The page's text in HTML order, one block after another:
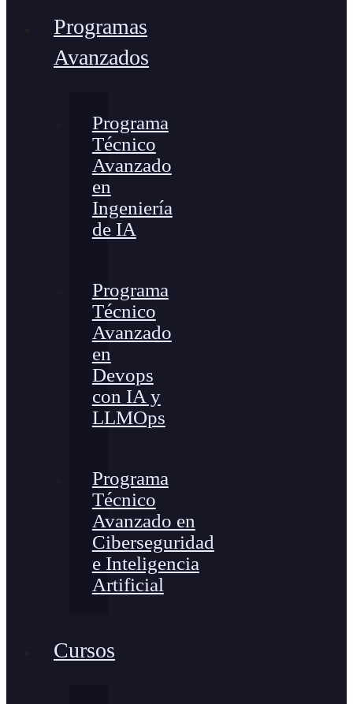
Programas
Avanzados
Programa
Técnico
Avanzado
en
Ingeniería
de IA
Programa
Técnico
Avanzado
en
Devops
con IA y
LLMOps
Programa
Técnico
Avanzado en
Ciberseguridad
e Inteligencia
Artificial
Cursos